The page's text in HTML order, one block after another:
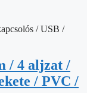
/ 4 aljzat /
/ PVC /